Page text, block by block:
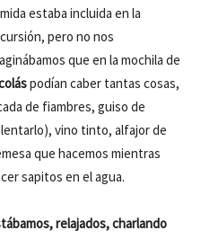
estaba incluida en la
pero no nos
que en la mochila de
podían caber tantas cosas,
de fiambres, guiso de
vino tinto, alfajor de
que hacemos mientras
sapitos en el agua.
relajados, charlando